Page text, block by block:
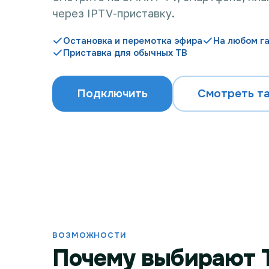
через IPTV-приставку.
Остановка и перемотка эфира
На любом
Приставка для обычных ТВ
Подключить Смотреть
ВОЗМОЖНОСТИ
Почему выбирают